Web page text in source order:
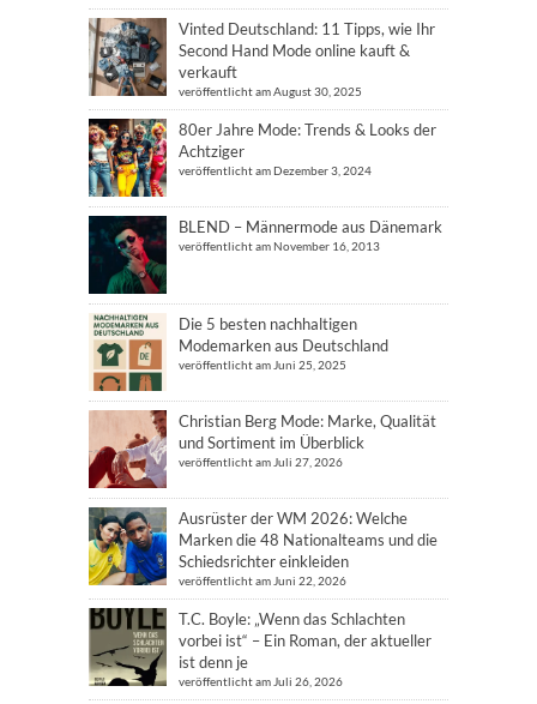
Vinted Deutschland: 11 Tipps, wie Ihr
Second Hand Mode online kauft &
verkauft
veröffentlicht am August 30, 2025
80er Jahre Mode: Trends & Looks der
Achtziger
veröffentlicht am Dezember 3, 2024
BLEND – Männermode aus Dänemark
veröffentlicht am November 16, 2013
Die 5 besten nachhaltigen
Modemarken aus Deutschland
veröffentlicht am Juni 25, 2025
Christian Berg Mode: Marke, Qualität
und Sortiment im Überblick
veröffentlicht am Juli 27, 2026
Ausrüster der WM 2026: Welche
Marken die 48 Nationalteams und die
Schiedsrichter einkleiden
veröffentlicht am Juni 22, 2026
T.C. Boyle: „Wenn das Schlachten
vorbei ist“ – Ein Roman, der aktueller
ist denn je
veröffentlicht am Juli 26, 2026